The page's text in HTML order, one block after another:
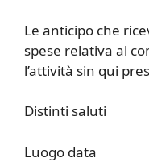
Le anticipo che
spese relativa al
l’attività sin qui
Distinti saluti
Luogo data